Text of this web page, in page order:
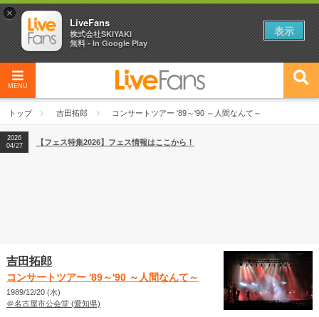
MENU
トップ 吉田拓郎 コンサートツアー '89～'90 ～人間なんて～
2026
04/27
2026
【ライブ動員ランキング】2026年上半期編発表！
2026
04/27
【フェス特集2026】フェス情報はここから！
吉田拓郎
コンサートツアー '89～'90 ～人間なんて～
1989/12/20 (水)
＠名古屋市公会堂 (愛知県)
×
LiveFans
株式会社SKIYAKI
無料 - In Google Play
表示